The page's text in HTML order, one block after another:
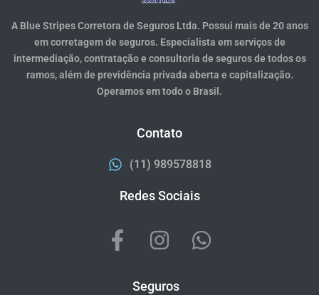
A Blue Stripes Corretora de Seguros Ltda. Possui mais de 20 anos
em corretagem de seguros. Especialista em serviços de
intermediação, contratação e consultoria de seguros de todos os
ramos, além de previdência privada aberta e capitalização.
Operamos em todo o Brasil.
Contato
(11) 989578818
Redes Sociais
Seguros